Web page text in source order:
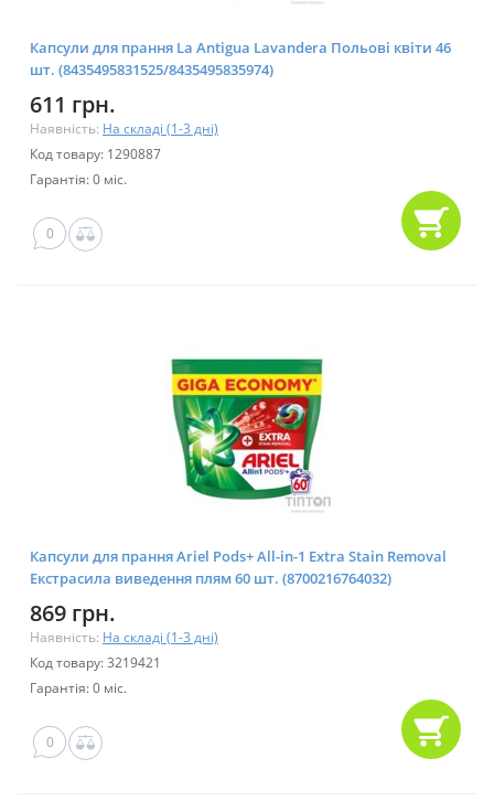
Капсули для прання La Antigua Lavandera Польові квіти 46
шт. (8435495831525/8435495835974)
611 грн.
Наявність: На складі (1-3 дні)
Код товару: 1290887
Гарантія: 0 міс.
0
Капсули для прання Ariel Pods+ All-in-1 Extra Stain Removal
Екстрасила виведення плям 60 шт. (8700216764032)
869 грн.
Наявність: На складі (1-3 дні)
Код товару: 3219421
Гарантія: 0 міс.
0